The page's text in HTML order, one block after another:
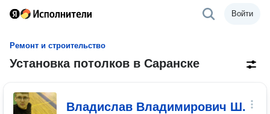
Войти
Ремонт и строительство
Установка потолков в Саранске
Владислав Владимирович Ш.